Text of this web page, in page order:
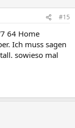
#15
64 Home
Ich muss sagen
sowieso mal